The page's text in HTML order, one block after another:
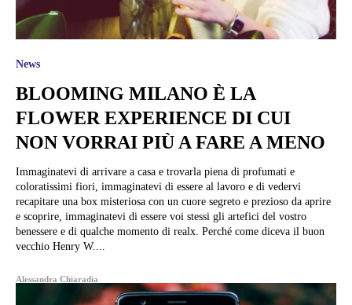
News
BLOOMING MILANO È LA
FLOWER EXPERIENCE DI CUI
NON VORRAI PIÙ A FARE A MENO
Immaginatevi di arrivare a casa e trovarla piena di profumati e
coloratissimi fiori, immaginatevi di essere al lavoro e di vedervi
recapitare una box misteriosa con un cuore segreto e prezioso da aprire
e scoprire, immaginatevi di essere voi stessi gli artefici del vostro
benessere e di qualche momento di realx. Perché come diceva il buon
vecchio Henry W....
Alessandra Chiaradia